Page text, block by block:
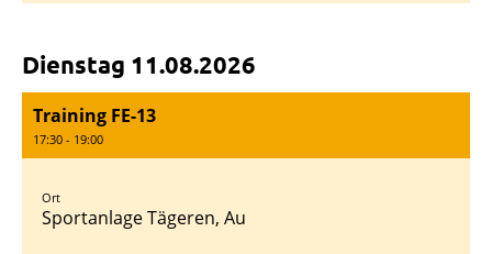
Dienstag 11.08.2026
Training FE-13
17:30 - 19:00
Ort
Sportanlage Tägeren, Au